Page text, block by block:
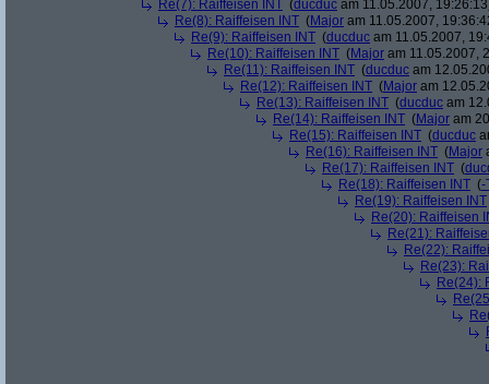
Re(7): Raiffeisen INT (ducduc am 11.05.2007,
Re(8): Raiffeisen INT (Major am 11.05.2007,
Re(9): Raiffeisen INT (ducduc am 11.05.2007,
Re(10): Raiffeisen INT (Major am 11.05.2007,
Re(11): Raiffeisen INT (ducduc am
Re(12): Raiffeisen INT (Major am
Re(13): Raiffeisen INT (ducduc am
Re(14): Raiffeisen INT (Major am
Re(15): Raiffeisen INT (ducduc
Re(16): Raiffeisen INT (Major
Re(17): Raiffeisen INT (
Re(18): Raiffeisen INT (-
Re(19): Raiffeisen INT
Re(20): Raiffeisen
Re(21):
Re(22):
Re(23):
Re(24):